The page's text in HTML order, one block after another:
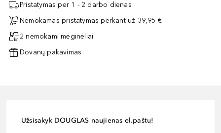
Pristatymas per 1 - 2 darbo dienas
Nemokamas pristatymas perkant už 39,95 €
2 nemokami mėginėliai
Dovanų pakavimas
Užsisakyk DOUGLAS naujienas el.paštu!